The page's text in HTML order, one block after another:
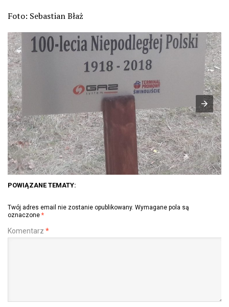
Foto: Sebastian Błaż
POWIĄZANE TEMATY:
Twój adres email nie zostanie opublikowany. Wymagane pola są
oznaczone *
Komentarz *